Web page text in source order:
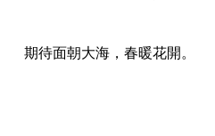
期待面朝大海，春暖花開。